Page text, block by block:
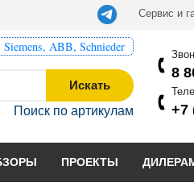
Сервис и
ABB, Schnieder
Искать
Поиск по артикулам
8
+7
ПРОЕКТЫ